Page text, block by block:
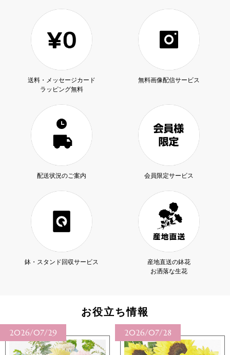
送料・メッセージカード
ラッピング無料
無料画像配信サービス
配送状況のご案内 会員限定サービス
鉢・スタンド回収サービス
産地直送の鉢花
お洒落な生花
お役立ち情報
2026/07/29 2026/07/28